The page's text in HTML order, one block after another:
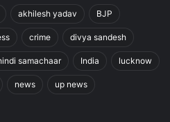
akhilesh yadav BJP
crime divya sandesh
samachaar India lucknow
news up news